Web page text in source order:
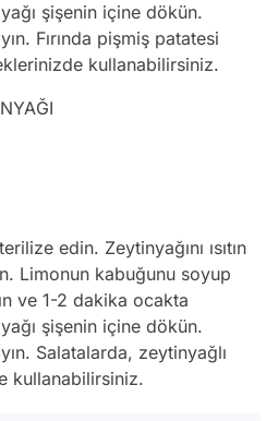
şişenin içine dökün.
Fırında pişmiş patatesi
kullanabilirsiniz.
edin. Zeytinyağını ısıtın
Limonun kabuğunu soyup
ve 1-2 dakika ocakta
şişenin içine dökün.
Salatalarda, zeytinyağlı
kullanabilirsiniz.